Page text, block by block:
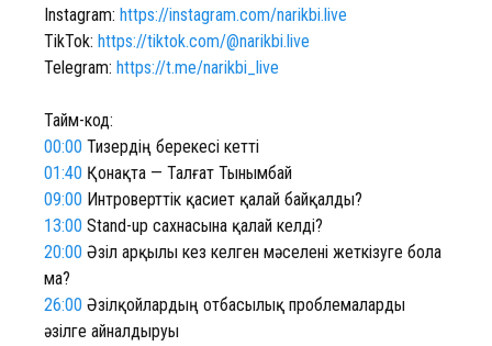
Instagram: https://instagram.com/narikbi.live
TikTok: https://tiktok.com/@narikbi.live
Telegram: https://t.me/narikbi_live
Тайм-код:
00:00 Тизердің берекесі кетті
01:40 Қонақта — Талғат Тынымбай
09:00 Интроверттік қасиет қалай байқалды?
13:00 Stand-up сахнасына қалай келді?
20:00 Әзіл арқылы кез келген мәселені жеткізуге бола
ма?
26:00 Әзілқойлардың отбасылық проблемаларды
әзілге айналдыруы